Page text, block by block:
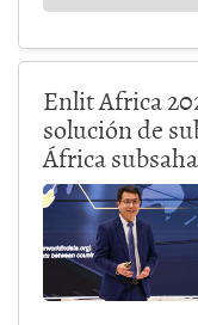
Enlit Africa
solución de
África